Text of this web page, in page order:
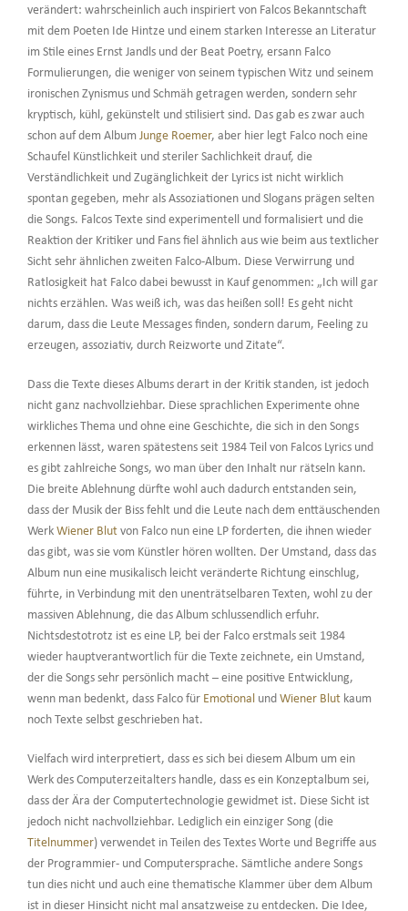
verändert: wahrscheinlich auch inspiriert von Falcos Bekanntschaft
mit dem Poeten Ide Hintze und einem starken Interesse an Literatur
im Stile eines Ernst Jandls und der Beat Poetry, ersann Falco
Formulierungen, die weniger von seinem typischen Witz und seinem
ironischen Zynismus und Schmäh getragen werden, sondern sehr
kryptisch, kühl, gekünstelt und stilisiert sind. Das gab es zwar auch
schon auf dem Album Junge Roemer, aber hier legt Falco noch eine
Schaufel Künstlichkeit und steriler Sachlichkeit drauf, die
Verständlichkeit und Zugänglichkeit der Lyrics ist nicht wirklich
spontan gegeben, mehr als Assoziationen und Slogans prägen selten
die Songs. Falcos Texte sind experimentell und formalisiert und die
Reaktion der Kritiker und Fans fiel ähnlich aus wie beim aus textlicher
Sicht sehr ähnlichen zweiten Falco-Album. Diese Verwirrung und
Ratlosigkeit hat Falco dabei bewusst in Kauf genommen: „Ich will gar
nichts erzählen. Was weiß ich, was das heißen soll! Es geht nicht
darum, dass die Leute Messages finden, sondern darum, Feeling zu
erzeugen, assoziativ, durch Reizworte und Zitate“.
Dass die Texte dieses Albums derart in der Kritik standen, ist jedoch
nicht ganz nachvollziehbar. Diese sprachlichen Experimente ohne
wirkliches Thema und ohne eine Geschichte, die sich in den Songs
erkennen lässt, waren spätestens seit 1984 Teil von Falcos Lyrics und
es gibt zahlreiche Songs, wo man über den Inhalt nur rätseln kann.
Die breite Ablehnung dürfte wohl auch dadurch entstanden sein,
dass der Musik der Biss fehlt und die Leute nach dem enttäuschenden
Werk Wiener Blutvon Falco nun eine LP forderten, die ihnen wieder
das gibt, was sie vom Künstler hören wollten. Der Umstand, dass das
Album nun eine musikalisch leicht veränderte Richtung einschlug,
führte, in Verbindung mit den unenträtselbaren Texten, wohl zu der
massiven Ablehnung, die das Album schlussendlich erfuhr.
Nichtsdestotrotz ist es eine LP, bei der Falco erstmals seit 1984
wieder hauptverantwortlich für die Texte zeichnete, ein Umstand,
der die Songs sehr persönlich macht – eine positive Entwicklung,
wenn man bedenkt, dass Falco für Emotionalund Wiener Blutkaum
noch Texte selbst geschrieben hat.
Vielfach wird interpretiert, dass es sich bei diesem Album um ein
Werk des Computerzeitalters handle, dass es ein Konzeptalbum sei,
dass der Ära der Computertechnologie gewidmet ist. Diese Sicht ist
jedoch nicht nachvollziehbar. Lediglich ein einziger Song (die
Titelnummer) verwendet in Teilen des Textes Worte und Begriffe aus
der Programmier- und Computersprache. Sämtliche andere Songs
tun dies nicht und auch eine thematische Klammer über dem Album
ist in dieser Hinsicht nicht mal ansatzweise zu entdecken. Die Idee,